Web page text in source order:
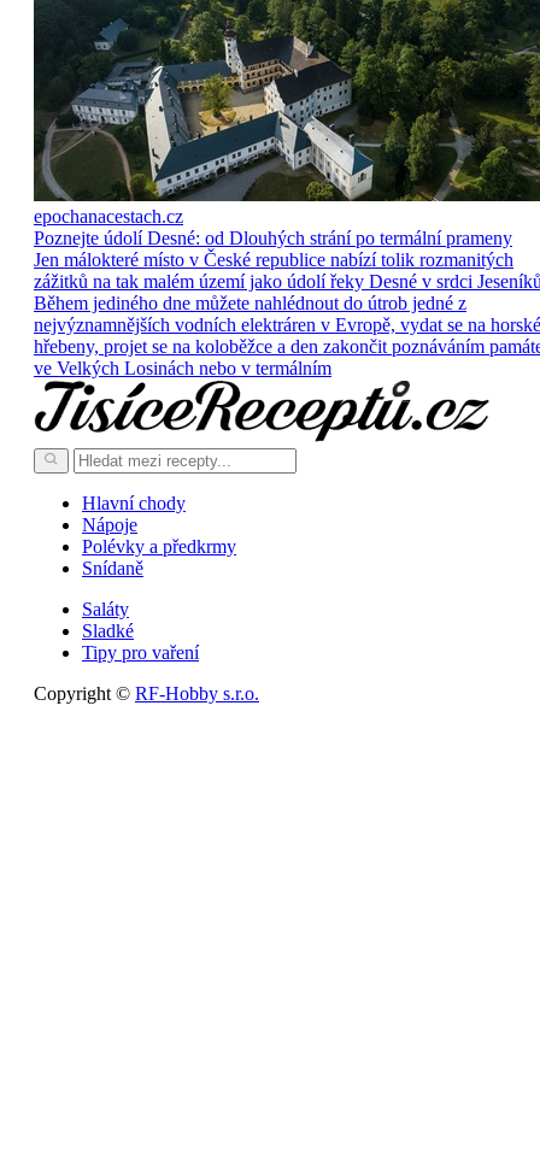
epochanacestach.cz
Poznejte údolí Desné: od Dlouhých strání po termální prameny
Jen málokteré místo v České republice nabízí tolik rozmanitých
zážitků na tak malém území jako údolí řeky Desné v srdci
Během jediného dne můžete nahlédnout do útrob jedné z
nejvýznamnějších vodních elektráren v Evropě, vydat se na horské
hřebeny, projet se na koloběžce a den zakončit poznáváním
ve Velkých Losinách nebo v termálním
Hlavní chody
Nápoje
Polévky a předkrmy
Snídaně
Saláty
Sladké
Tipy pro vaření
Copyright © RF-Hobby s.r.o.